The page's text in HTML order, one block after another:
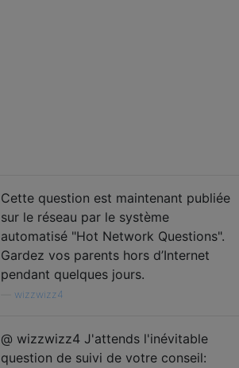
Cette question est maintenant publiée
sur le réseau par le système
automatisé "Hot Network Questions".
Gardez vos parents hors d’Internet
pendant quelques jours.
wizzwizz4
@ wizzwizz4 J'attends l'inévitable
question de suivi de votre conseil: